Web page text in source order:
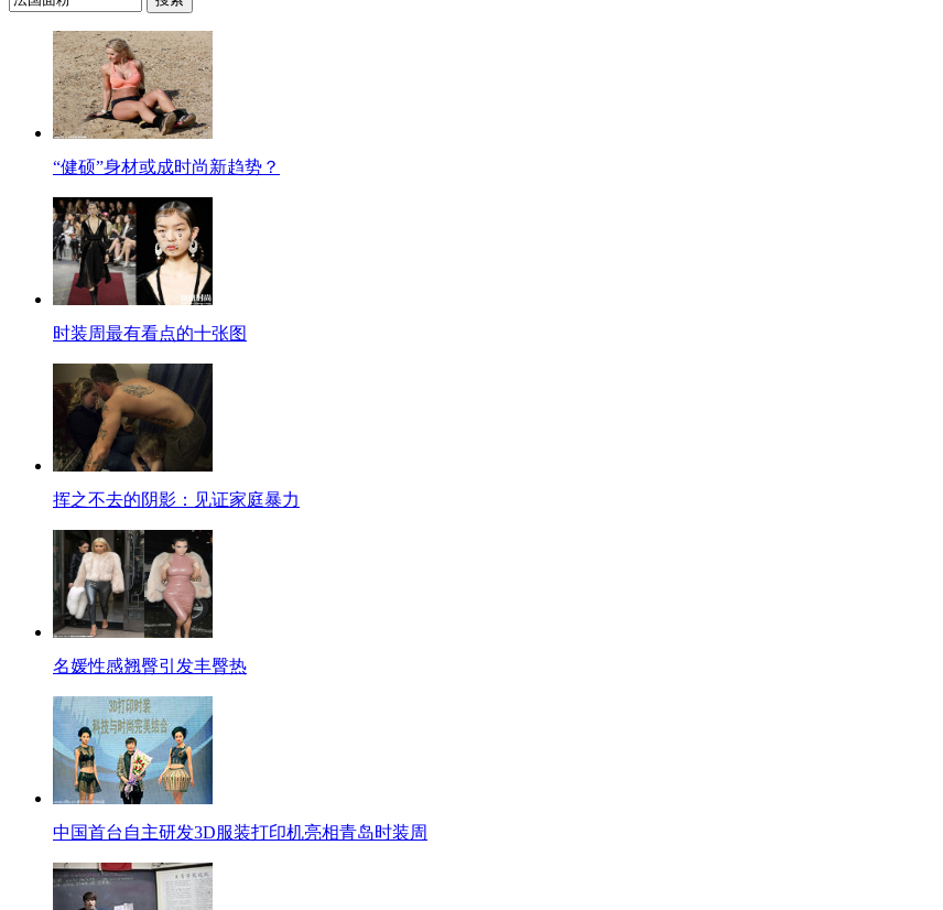
“健硕”身材或成时尚新趋势？
时装周最有看点的十张图
挥之不去的阴影：见证家庭暴力
名媛性感翘臀引发丰臀热
中国首台自主研发3D服装打印机亮相青岛时装周